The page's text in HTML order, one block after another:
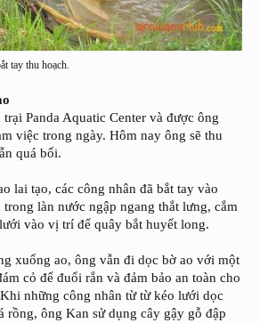
tay thu hoạch.
Panda Aquatic Center và được ông
việc trong ngày. Hôm nay ông sẽ thu
quá bối.
lai tạo, các công nhân đã bắt tay vào
làn nước ngập ngang thắt lưng, cắm
vào vị trí để quây bắt huyết long.
xuống ao, ông vẫn đi dọc bờ ao với một
cỏ để đuổi rắn và đảm bảo an toàn cho
những công nhân từ từ kéo lưới dọc
rồng, ông Kan sử dụng cây gậy gỗ đập